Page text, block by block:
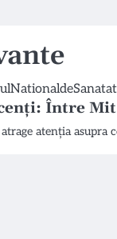
Între
atenția